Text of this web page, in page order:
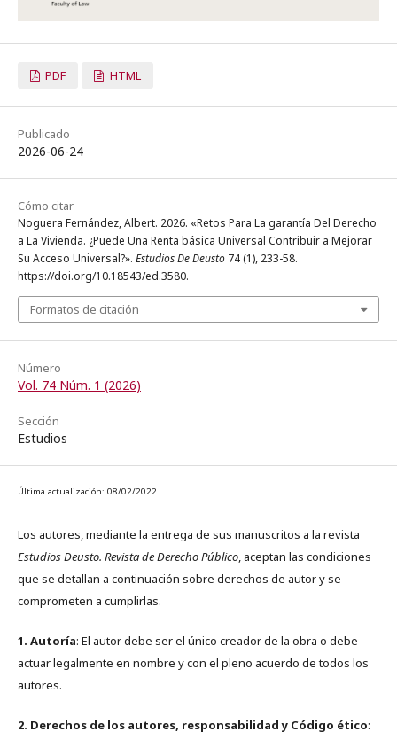
PDF HTML
Publicado
2026-06-24
Cómo citar
Noguera Fernández, Albert. 2026. «Retos Para La garantía Del Derecho
a La Vivienda. ¿Puede Una Renta básica Universal Contribuir a Mejorar
Su Acceso Universal?». Estudios De Deusto 74 (1), 233-58.
https://doi.org/10.18543/ed.3580.
Formatos de citación
Número
Vol. 74 Núm. 1 (2026)
Sección
Estudios
Última actualización: 08/02/2022
Los autores, mediante la entrega de sus manuscritos a la revista
Estudios Deusto. Revista de Derecho Público, aceptan las condiciones
que se detallan a continuación sobre derechos de autor y se
comprometen a cumplirlas.
1. Autoría: El autor debe ser el único creador de la obra o debe
actuar legalmente en nombre y con el pleno acuerdo de todos los
autores.
2. Derechos de los autores, responsabilidad y Código ético: